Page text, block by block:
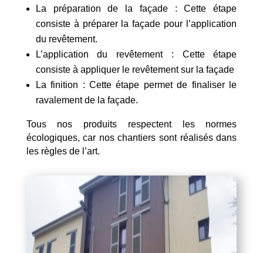
La préparation de la façade : Cette étape
consiste à préparer la façade pour l’application
du revêtement.
L’application du revêtement : Cette étape
consiste à appliquer le revêtement sur la façade
La finition : Cette étape permet de finaliser le
ravalement de la façade.
Tous nos produits respectent les normes
écologiques, car nos chantiers sont réalisés dans
les règles de l’art.